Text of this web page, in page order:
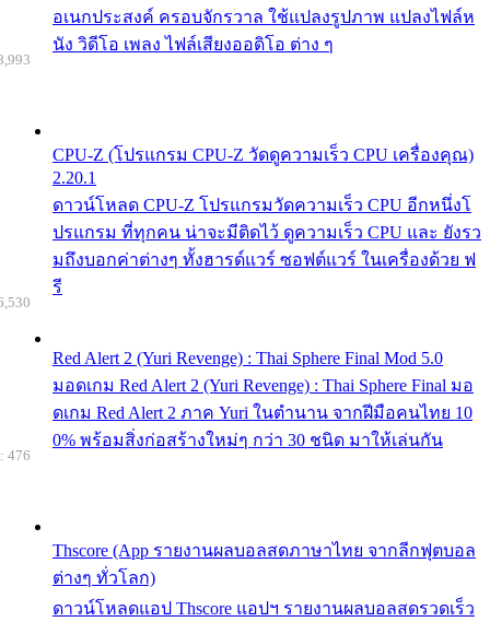
อเนกประสงค์ ครอบจักรวาล ใช้แปลงรูปภาพ แปลงไฟล์ห
นัง วิดีโอ เพลง ไฟล์เสียงออดิโอ ต่าง ๆ
CPU-Z (โปรแกรม CPU-Z วัดดูความเร็ว CPU เครื่องคุณ)
2.20.1
ดาวน์โหลด CPU-Z โปรแกรมวัดความเร็ว CPU อีกหนึ่งโ
ปรแกรม ที่ทุกคน น่าจะมีติดไว้ ดูความเร็ว CPU และ ยังรว
มถึงบอกค่าต่างๆ ทั้งฮารด์แวร์ ซอฟต์แวร์ ในเครื่องด้วย ฟ
รี
Red Alert 2 (Yuri Revenge) : Thai Sphere Final Mod 5.0
มอดเกม Red Alert 2 (Yuri Revenge) : Thai Sphere Final มอ
ดเกม Red Alert 2 ภาค Yuri ในตำนาน จากฝีมือคนไทย 10
0% พร้อมสิ่งก่อสร้างใหม่ๆ กว่า 30 ชนิด มาให้เล่นกัน
Thscore (App รายงานผลบอลสดภาษาไทย จากลีกฟุตบอล
ต่างๆ ทั่วโลก)
ดาวน์โหลดแอป Thscore แอปฯ รายงานผลบอลสดรวดเร็ว
476